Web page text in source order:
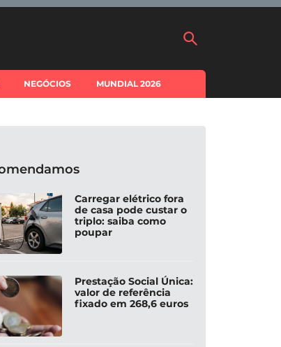
NEGÓCIOS MUNDIAL 2026
Carregar elétrico fora
de casa pode custar o
triplo: saiba como
poupar
Prestação Social Única:
valor de referência
fixado em 268,6 euros